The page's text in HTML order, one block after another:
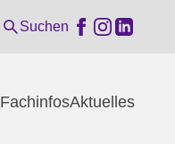
Suchen
FachinfosAktuelles